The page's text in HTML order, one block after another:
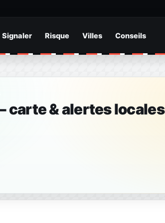
Signaler Risque Villes Conseils
& alertes locales